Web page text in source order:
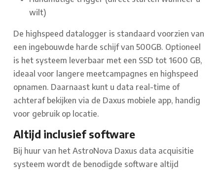
wilt)
De highspeed datalogger is standaard voorzien van
een ingebouwde harde schijf van 500GB. Optioneel
is het systeem leverbaar met een SSD tot 1600 GB,
ideaal voor langere meetcampagnes en highspeed
opnamen. Daarnaast kunt u data real-time of
achteraf bekijken via de Daxus mobiele app, handig
voor gebruik op locatie.
Altijd inclusief software
Bij huur van het AstroNova Daxus data acquisitie
systeem wordt de benodigde software altijd